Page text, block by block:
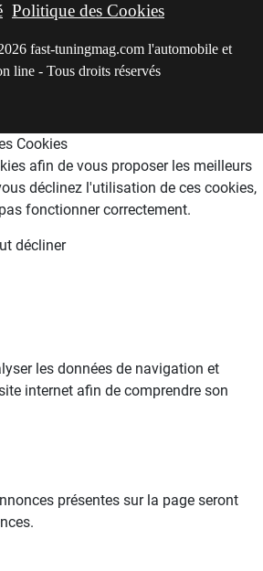
Politique des Cookies
fast-tuningmag.com l'automobile et
line - Tous droits réservés
Cookies
afin de vous proposer les meilleurs
déclinez l'utilisation de ces cookies,
fonctionner correctement.
décliner
les données de navigation et
internet afin de comprendre son
présentes sur la page seront